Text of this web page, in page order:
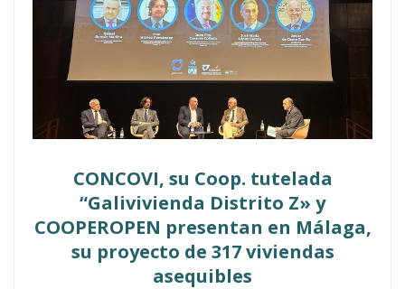
CONCOVI, su Coop. tutelada
“Galivivienda Distrito Z» y
COOPEROPEN presentan en Málaga,
su proyecto de 317 viviendas
asequibles